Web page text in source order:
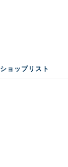
ショップリスト